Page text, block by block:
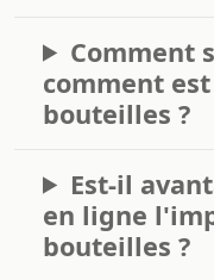
Comment
comment
bouteilles ?
Est-il
en ligne
bouteilles ?